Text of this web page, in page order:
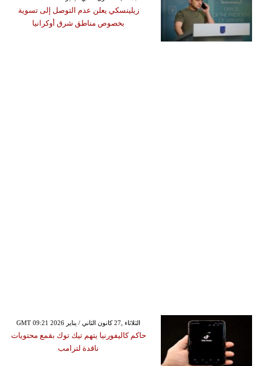
زيلينسكي يعلن عدم التوصل إلى تسوية
بخصوص مناطق شرق أوكرانيا
GMT 09:21 2026 الثلاثاء ,27 كانون الثاني / يناير
حاكم كاليفورنيا يتهم تيك توك بقمع محتويات
ناقدة لترامب